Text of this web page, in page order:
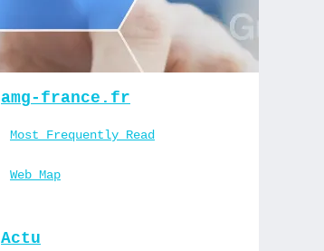
amg-france.fr
Most Frequently Read
Web Map
Actu